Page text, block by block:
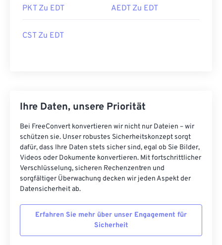
PKT Zu EDT AEDT Zu EDT
CST Zu EDT
Ihre Daten, unsere Priorität
Bei FreeConvert konvertieren wir nicht nur Dateien – wir
schützen sie. Unser robustes Sicherheitskonzept sorgt
dafür, dass Ihre Daten stets sicher sind, egal ob Sie Bilder,
Videos oder Dokumente konvertieren. Mit fortschrittlicher
Verschlüsselung, sicheren Rechenzentren und
sorgfältiger Überwachung decken wir jeden Aspekt der
Datensicherheit ab.
Erfahren Sie mehr über unser Engagement für
Sicherheit